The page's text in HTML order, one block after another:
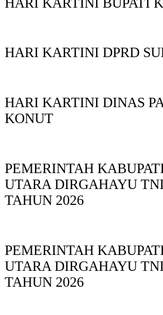
HARI KARTINI DPRD
HARI KARTINI DINAS
KONUT
PEMERINTAH
UTARA DIRGAHAYU
TAHUN 2026
PEMERINTAH
UTARA DIRGAHAYU
TAHUN 2026